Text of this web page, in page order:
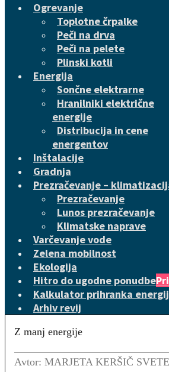
Ogrevanje
Toplotne črpalke
Peči na drva
Peči na pelete
Plinski kotli
Energija
Sončne elektrarne
Hranilniki električne
energije
Distribucija in cene
energentov
Inštalacije
Gradnja
Prezračevanje –
Prezračevanje
Lunos prezračevanje
Klimatske naprave
Varčevanje vode
Zelena mobilnost
Ekologija
Hitro do ugodne ponudbe
Kalkulator prihranka
Arhiv revij
Z manj energije
Avtor: MARJETA KERŠIČ